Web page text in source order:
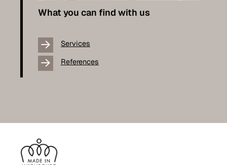
What you can find with us
Services
References